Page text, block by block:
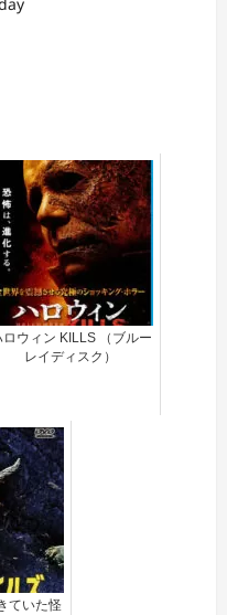
ロウィン KILLS （ブルー
レイディスク）
ていた怪